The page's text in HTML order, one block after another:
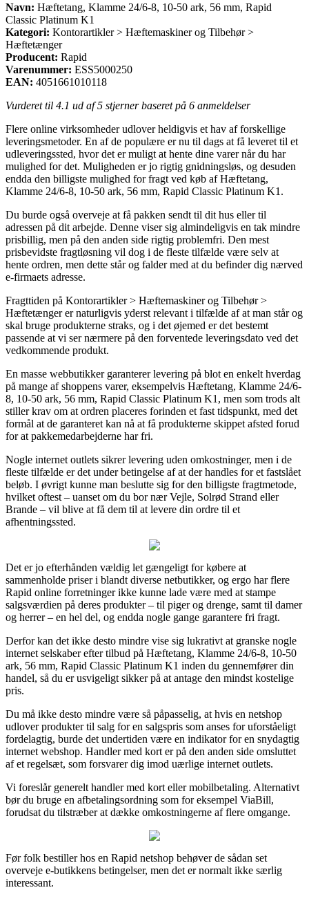
Navn: Hæftetang, Klamme 24/6-8, 10-50 ark, 56 mm, Rapid
Classic Platinum K1
Kategori: Kontorartikler > Hæftemaskiner og Tilbehør >
Hæftetænger
Producent: Rapid
Varenummer: ESS5000250
EAN: 4051661010118
Vurderet til 4.1 ud af 5 stjerner baseret på 6 anmeldelser
Flere online virksomheder udlover heldigvis et hav af forskellige
leveringsmetoder. En af de populære er nu til dags at få leveret til et
udleveringssted, hvor det er muligt at hente dine varer når du har
mulighed for det. Muligheden er jo rigtig gnidningsløs, og desuden
endda den billigste mulighed for fragt ved køb af Hæftetang,
Klamme 24/6-8, 10-50 ark, 56 mm, Rapid Classic Platinum K1.
Du burde også overveje at få pakken sendt til dit hus eller til
adressen på dit arbejde. Denne viser sig almindeligvis en tak mindre
prisbillig, men på den anden side rigtig problemfri. Den mest
prisbevidste fragtløsning vil dog i de fleste tilfælde være selv at
hente ordren, men dette står og falder med at du befinder dig nærved
e-firmaets adresse.
Fragttiden på Kontorartikler > Hæftemaskiner og Tilbehør >
Hæftetænger er naturligvis yderst relevant i tilfælde af at man står og
skal bruge produkterne straks, og i det øjemed er det bestemt
passende at vi ser nærmere på den forventede leveringsdato ved det
vedkommende produkt.
En masse webbutikker garanterer levering på blot en enkelt hverdag
på mange af shoppens varer, eksempelvis Hæftetang, Klamme 24/6-
8, 10-50 ark, 56 mm, Rapid Classic Platinum K1, men som trods alt
stiller krav om at ordren placeres forinden et fast tidspunkt, med det
formål at de garanteret kan nå at få produkterne skippet afsted forud
for at pakkemedarbejderne har fri.
Nogle internet outlets sikrer levering uden omkostninger, men i de
fleste tilfælde er det under betingelse af at der handles for et fastslået
beløb. I øvrigt kunne man beslutte sig for den billigste fragtmetode,
hvilket oftest – uanset om du bor nær Vejle, Solrød Strand eller
Brande – vil blive at få dem til at levere din ordre til et
afhentningssted.
Det er jo efterhånden vældig let gængeligt for købere at
sammenholde priser i blandt diverse netbutikker, og ergo har flere
Rapid online forretninger ikke kunne lade være med at stampe
salgsværdien på deres produkter – til piger og drenge, samt til damer
og herrer – en hel del, og endda nogle gange garantere fri fragt.
Derfor kan det ikke desto mindre vise sig lukrativt at granske nogle
internet selskaber efter tilbud på Hæftetang, Klamme 24/6-8, 10-50
ark, 56 mm, Rapid Classic Platinum K1 inden du gennemfører din
handel, så du er usvigeligt sikker på at antage den mindst kostelige
pris.
Du må ikke desto mindre være så påpasselig, at hvis en netshop
udlover produkter til salg for en salgspris som anses for uforståeligt
fordelagtig, burde det undertiden være en indikator for en snydagtig
internet webshop. Handler med kort er på den anden side omsluttet
af et regelsæt, som forsvarer dig imod uærlige internet outlets.
Vi foreslår generelt handler med kort eller mobilbetaling. Alternativt
bør du bruge en afbetalingsordning som for eksempel ViaBill,
forudsat du tilstræber at dække omkostningerne af flere omgange.
Før folk bestiller hos en Rapid netshop behøver de sådan set
overveje e-butikkens betingelser, men det er normalt ikke særlig
interessant.